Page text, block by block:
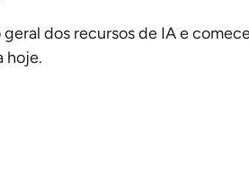
geral dos recursos de IA e
hoje.